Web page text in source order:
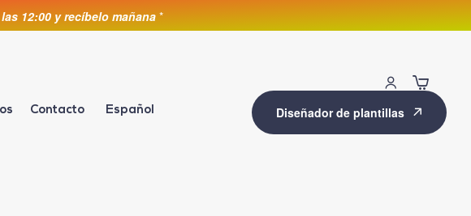
12:00 y recíbelo mañana*
Contacto Español Diseñador de plantillas